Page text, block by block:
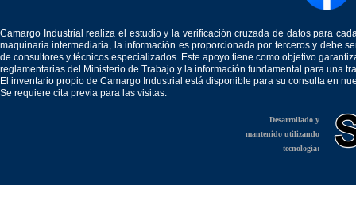
Camargo Industrial realiza el estudio y la verificación cruzada de datos para
maquinaria intermediaria, la información es proporcionada por terceros y debe
de consultores y técnicos especializados. Este apoyo tiene como objetivo
reglamentarias del Ministerio de Trabajo y la información fundamental para una
El inventario propio de Camargo Industrial está disponible para su consulta en
Se requiere cita previa para las visitas.
Desarrollado y
mantenido utilizando
tecnología: